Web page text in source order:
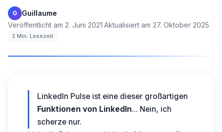
G Guillaume·
Veröffentlicht am 2. Juni 2021·Aktualisiert am 27. Oktober 2025·
2 Min. Lesezeit
LinkedIn Pulse ist eine dieser großartigen
Funktionen von LinkedIn... Nein, ich
scherze nur.